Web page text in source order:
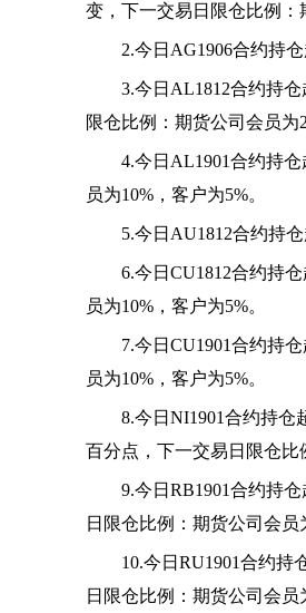
变，下一交易日限仓比例：
2.今日AG1906合约持
3.今日AL1812合约持
限仓比例：期货公司会员为
4.今日AL1901合约持
员为10%，客户为5%。
5.今日AU1812合约持
6.今日CU1812合约持
员为10%，客户为5%。
7.今日CU1901合约持
员为10%，客户为5%。
8.今日NI1901合约持仓
百分点，下一交易日限仓比
9.今日RB1901合约持
日限仓比例：期货公司会员
10.今日RU1901合约持
日限仓比例：期货公司会员